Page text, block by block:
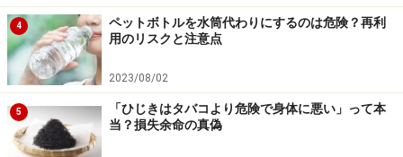
4
ペットボトルを水筒代わりにするのは危険？再利
用のリスクと注意点
2023/08/02
5
「ひじきはタバコより危険で身体に悪い」って本
当？損失余命の真偽